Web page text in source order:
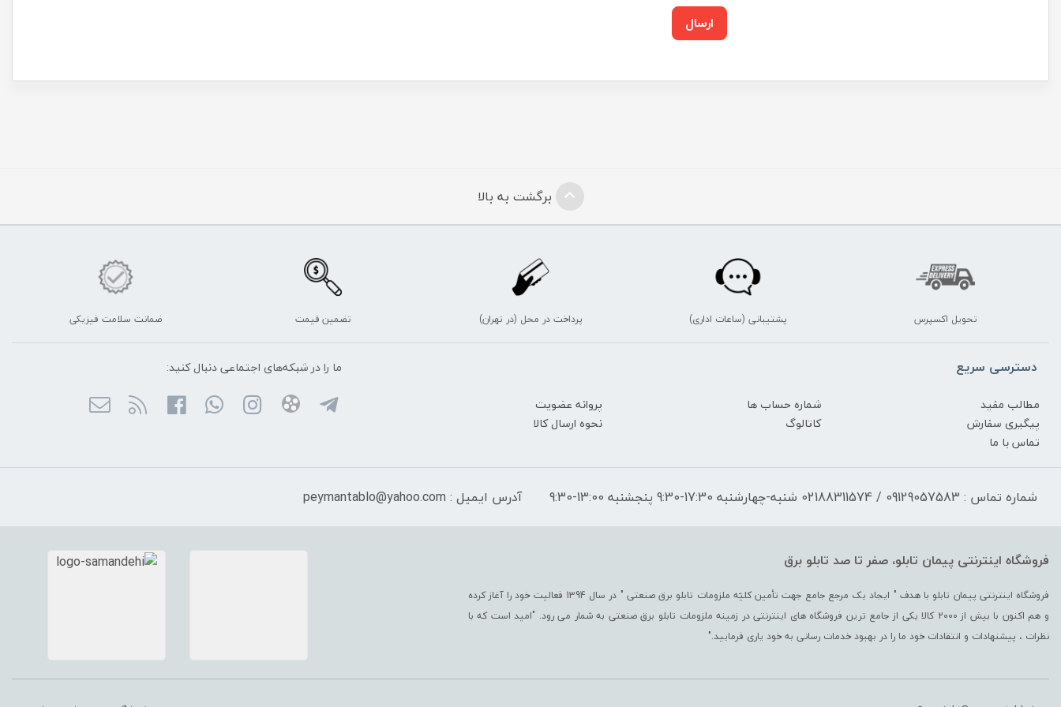
ارسال
برگشت به بالا
تحویل اکسپرس پشتیبانی (ساعات اداری) پرداخت در محل (در تهران) تضمین قیمت ضمانت سلامت فیزیکی
دسترسی سریع
مطالب مفید شماره حساب ها
پروانه عضویت
پیگیری سفارش
کاتالوگ
نحوه ارسال کالا
تماس با ما
ما را در شبکه‌های اجتماعی دنبال کنید:
شماره تماس : 09129057583 / 02188311574 شنبه-چهارشنبه 17:30-9:30 پنجشنبه 13:00-9:30 آدرس ایمیل : peymantablo@yahoo.com
فروشگاه اینترنتی پیمان تابلو، صفر تا صد تابلو برق
فروشگاه اینترنتی پیمان تابلو با هدف " ایجاد یک مرجع جامع جهت تأمین کلیّه ملزومات تابلو برق صنعتی " در سال 1394 فعالیت خود را آغاز کرده
و هم اکنون با بیش از 2000 کالا یکی از جامع ترین فروشگاه های اینترنتی در زمینه ملزومات تابلو برق صنعتی به شمار می رود. "امید است که با
نظرات ، پیشنهادات و انتقادات خود ما را در بهبود خدمات رسانی به خود یاری فرمایید."